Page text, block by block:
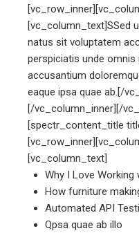
[vc_column_text]SSed
natus sit voluptatem
perspiciatis unde
accusantium
eaque ipsa quae ab.[/
[/vc_column_inner][/
[spectr_content_title
[vc_column_text]
Why I Love Working
How furniture
Automated API
Qpsa quae ab illo